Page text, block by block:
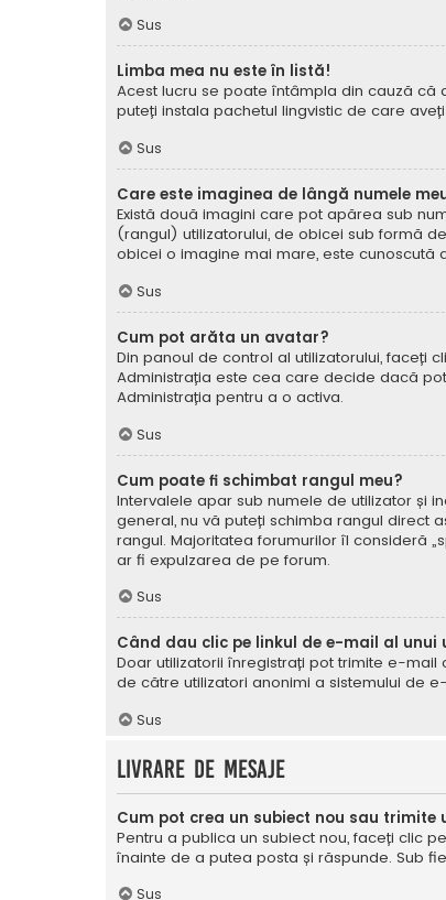
Sus
Limba mea nu este în listă!
Acest lucru se poate întâmpla din cauză că
puteți instala pachetul lingvistic de care
Sus
Care este imaginea de lângă numele
Există două imagini care pot apărea sub
(rangul) utilizatorului, de obicei sub formă
obicei o imagine mai mare, este cunoscută
Sus
Cum pot arăta un avatar?
Din panoul de control al utilizatorului, faceți
Administrația este cea care decide dacă
Administrația pentru a o activa.
Sus
Cum poate fi schimbat rangul meu?
Intervalele apar sub numele de utilizator și
general, nu vă puteți schimba rangul direct
rangul. Majoritatea forumurilor îl consideră
ar fi expulzarea de pe forum.
Sus
Când dau clic pe linkul de e-mail al
Doar utilizatorii înregistrați pot trimite e-
de către utilizatori anonimi a sistemului de
Sus
Livrare de mesaje
Cum pot crea un subiect nou sau trimite
Pentru a publica un subiect nou, faceți clic
înainte de a putea posta și răspunde. Sub
Sus